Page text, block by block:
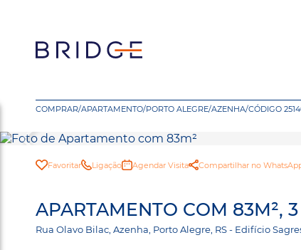
COMPRAR/APARTAMENTO/PORTO ALEGRE/AZENHA/CÓDIGO
Favoritar Ligação Agendar Visita Compartilhar no
APARTAMENTO COM 83M²,
Rua Olavo Bilac, Azenha, Porto Alegre, RS - Edifício